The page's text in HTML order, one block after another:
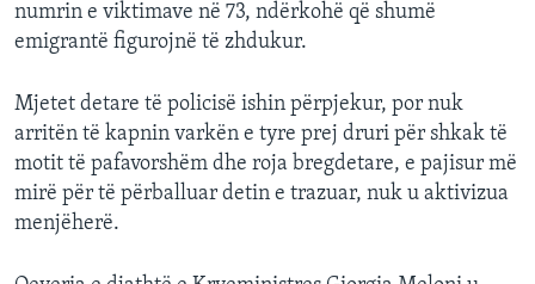
numrin e viktimave në 73, ndërkohë që shumë
emigrantë figurojnë të zhdukur.
Mjetet detare të policisë ishin përpjekur, por nuk
arritën të kapnin varkën e tyre prej druri për shkak të
motit të pafavorshëm dhe roja bregdetare, e pajisur më
mirë për të përballuar detin e trazuar, nuk u aktivizua
menjëherë.